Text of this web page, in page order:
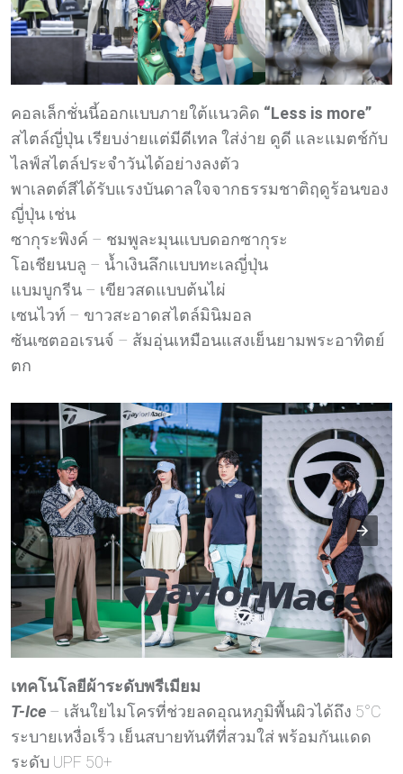
คอลเล็กชั่นนี้ออกแบบภายใต้แนวคิด “Less is more”
สไตล์ญี่ปุ่น เรียบง่ายแต่มีดีเทล ใส่ง่าย ดูดี และแมตช์กับ
ไลฟ์สไตล์ประจำวันได้อย่างลงตัว
พาเลตต์สีได้รับแรงบันดาลใจจากธรรมชาติฤดูร้อนของ
ญี่ปุ่น เช่น
ซากุระพิงค์ – ชมพูละมุนแบบดอกซากุระ
โอเชียนบลู – น้ำเงินลึกแบบทะเลญี่ปุ่น
แบมบูกรีน – เขียวสดแบบต้นไผ่
เซนไวท์ – ขาวสะอาดสไตล์มินิมอล
ซันเซตออเรนจ์ – ส้มอุ่นเหมือนแสงเย็นยามพระอาทิตย์
ตก
เทคโนโลยีผ้าระดับพรีเมียม
T-Ice – เส้นใยไมโครที่ช่วยลดอุณหภูมิพื้นผิวได้ถึง 5°C
ระบายเหงื่อเร็ว เย็นสบายทันทีที่สวมใส่ พร้อมกันแดด
ระดับ UPF 50+